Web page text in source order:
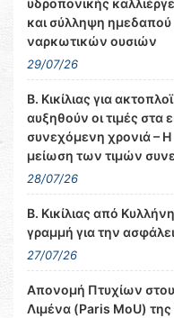
υδροπονικής
και σύλληψη ημεδαπού
ναρκωτικών ουσιών
29/07/26
Β. Κικίλιας για
αυξηθούν οι τιμές στα
συνεχόμενη χρονιά –
μείωση των τιμών
28/07/26
Β. Κικίλιας από
γραμμή για την
27/07/26
Απονομή Πτυχίων
Λιμένα (Paris MoU) της